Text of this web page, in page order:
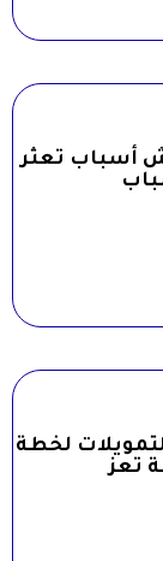
أسباب تعثر
لخطة
تعز